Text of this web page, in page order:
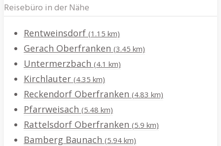
Reisebüro in der Nähe
Rentweinsdorf (1.15 km)
Gerach Oberfranken (3.45 km)
Untermerzbach (4.1 km)
Kirchlauter (4.35 km)
Reckendorf Oberfranken (4.83 km)
Pfarrweisach (5.48 km)
Rattelsdorf Oberfranken (5.9 km)
Bamberg Baunach (5.94 km)